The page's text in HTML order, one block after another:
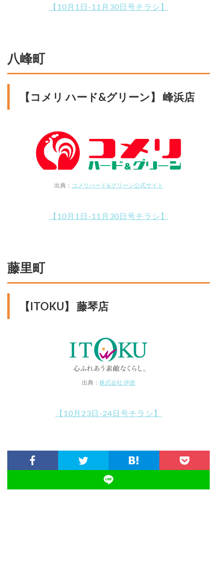
【10月1日-11月30日号チラシ】
八峰町
【コメリ ハード&グリーン】 峰浜店
出典： コメリハード&グリーン公式サイト
【10月1日-11月30日号チラシ】
藤里町
【ITOKU】 藤琴店
出典： 株式会社 伊徳
【10月23日-24日号チラシ】